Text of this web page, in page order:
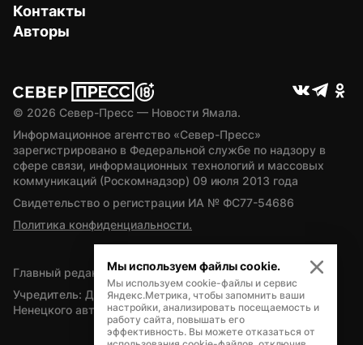
Контакты
Авторы
© 2026 Север-Пресс — Новости Ямала.
Информационное агентство «Север-Пресс»
зарегистрировано в Федеральной службе по надзору в
сфере связи, информационных технологий и массовых
коммуникаций (Роскомнадзор) 09 июля 2013 года
Свидетельство о регистрации ИА № ФС77-54686
Политика конфиденциальности.
Главный редактор — А.Л. Поздеев
Учредитель: Департамент внутренней политики Ямало-
Ненецкого автономного округа
Мы используем файлы cookie.
Мы используем cookie-файлы и сервис
Яндекс.Метрика, чтобы запомнить ваши
настройки, анализировать посещаемость и
работу сайта, повышать его
эффективность. Вы можете отказаться от